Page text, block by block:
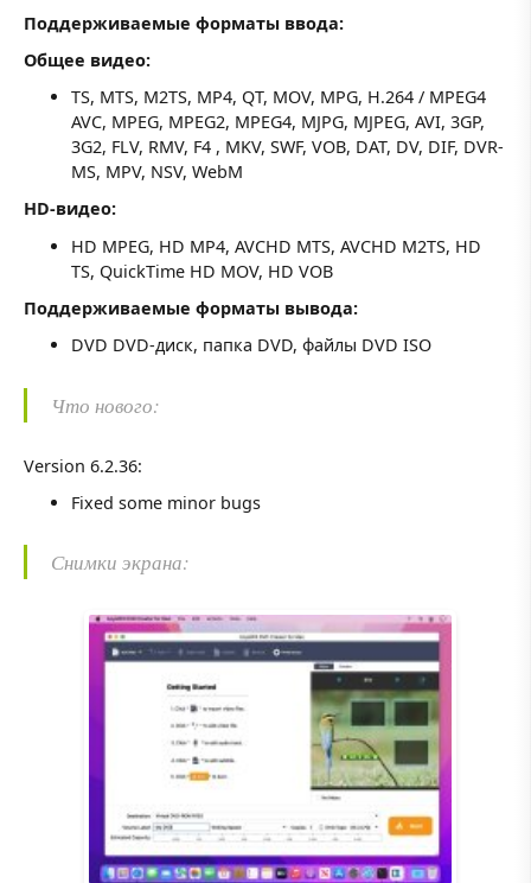
Поддерживаемые форматы ввода:
Общее видео:
TS, MTS, M2TS, MP4, QT, MOV, MPG, H.264 / MPEG4
AVC, MPEG, MPEG2, MPEG4, MJPG, MJPEG, AVI, 3GP,
3G2, FLV, RMV, F4 , MKV, SWF, VOB, DAT, DV, DIF, DVR-
MS, MPV, NSV, WebM
HD-видео:
HD MPEG, HD MP4, AVCHD MTS, AVCHD M2TS, HD
TS, QuickTime HD MOV, HD VOB
Поддерживаемые форматы вывода:
DVD DVD-диск, папка DVD, файлы DVD ISO
Что нового:
Version 6.2.36:
Fixed some minor bugs
Снимки экрана: